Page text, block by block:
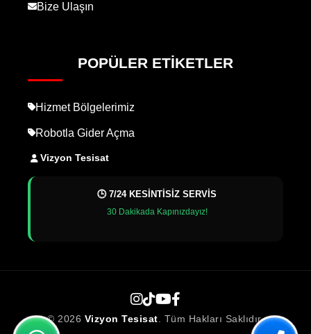
Bize Ulaşın
POPÜLER ETIKETLER
Hizmet Bölgelerimiz
Robotla Gider Açma
Vizyon Tesisat
🕒 7/24 KESİNTİSİZ SERVİS
30 Dakikada Kapınızdayız!
© 2026 Vizyon Tesisat . Tüm Hakları Saklıdır.